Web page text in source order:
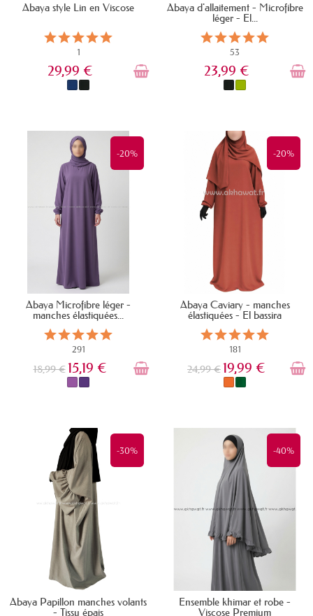
Abaya style Lin en Viscose
1
29,99 €
EN STOCK
Abaya d'allaitement - Microfibre
léger - El...
53
23,99 €
EN STOCK
-20%
Abaya Microfibre léger -
manches élastiquées...
291
18,99 €15,19 €
EN STOCK
-20%
Abaya Caviary - manches
élastiquées - El bassira
181
24,99 €19,99 €
DERNIERS ARTICLES EN STOCK
-30%
Abaya Papillon manches volants
- Tissu épais
-40%
Ensemble khimar et robe -
Viscose Premium